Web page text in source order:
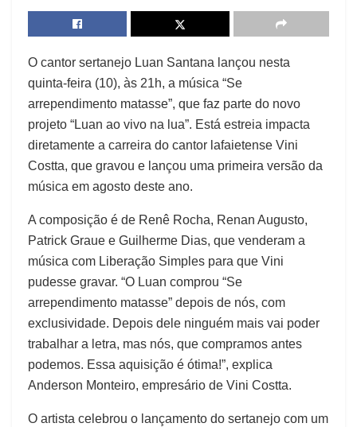
O cantor sertanejo Luan Santana lançou nesta
quinta-feira (10), às 21h, a música “Se
arrependimento matasse”, que faz parte do novo
projeto “Luan ao vivo na lua”. Está estreia impacta
diretamente a carreira do cantor lafaietense Vini
Costta, que gravou e lançou uma primeira versão da
música em agosto deste ano.
A composição é de Renê Rocha, Renan Augusto,
Patrick Graue e Guilherme Dias, que venderam a
música com Liberação Simples para que Vini
pudesse gravar. “O Luan comprou “Se
arrependimento matasse” depois de nós, com
exclusividade. Depois dele ninguém mais vai poder
trabalhar a letra, mas nós, que compramos antes
podemos. Essa aquisição é ótima!”, explica
Anderson Monteiro, empresário de Vini Costta.
O artista celebrou o lançamento do sertanejo com um